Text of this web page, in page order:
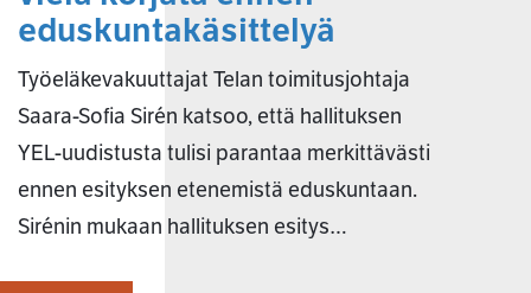
eduskuntakäsittelyä
Työeläkevakuuttajat Telan toimitusjohtaja
Saara-Sofia Sirén katsoo, että hallituksen
YEL-uudistusta tulisi parantaa merkittävästi
ennen esityksen etenemistä eduskuntaan.
Sirénin mukaan hallituksen esitys…